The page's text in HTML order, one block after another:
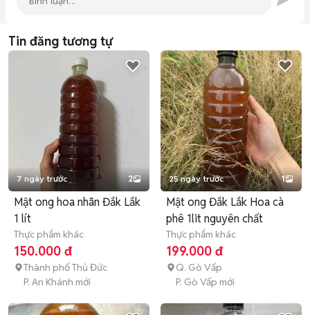
Tin đăng tương tự
7 ngày trước 2
Mật ong hoa nhãn Đắk Lắk
1 lít
Thực phẩm khác
150.000 đ
Thành phố Thủ Đức
P. An Khánh mới
25 ngày trước 1
Mật ong Đắk Lắk Hoa cà
phê 1lit nguyên chất
Thực phẩm khác
199.000 đ
Q. Gò Vấp
P. Gò Vấp mới